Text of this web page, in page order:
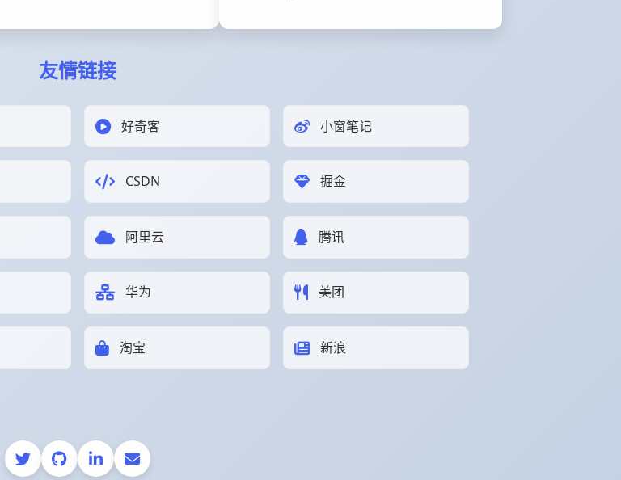
友情链接
好奇客 小窗笔记
CSDN 掘金
阿里云 腾讯
华为 美团
淘宝 新浪